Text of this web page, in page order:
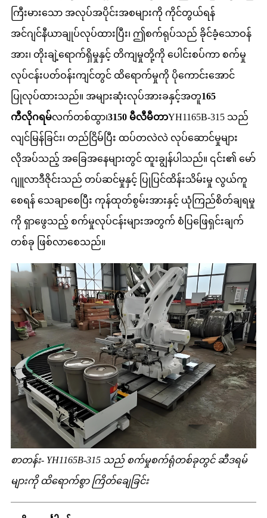
ကြီးမားသော အလုပ်အပိုင်းအစများကို ကိုင်တွယ်ရန်
အင်ဂျင်နီယာချုပ်လုပ်ထားပြီး၊ ဤစက်ရုပ်သည် ခိုင်ခံ့သောဝန်
အား၊ တိုးချဲ့ရောက်ရှိမှုနှင့် တိကျမှုတို့ကို ပေါင်းစပ်ကာ စက်မှု
လုပ်ငန်းပတ်ဝန်းကျင်တွင် ထိရောက်မှုကို ပိုကောင်းအောင်
ပြုလုပ်ထားသည်။ အများဆုံးလုပ်အားခနှင့်အတူ165
ကီလိုဂရမ်လက်တစ်ထွာ၊3150 မီလီမီတာYH1165B-315 သည်
လျင်မြန်ခြင်း၊ တည်ငြိမ်ပြီး ထပ်တလဲလဲ လုပ်ဆောင်မှုများ
လိုအပ်သည့် အခြေအနေများတွင် ထူးချွန်ပါသည်။ ၎င်း၏ မော်
ဂျူလာဒီဇိုင်းသည် တပ်ဆင်မှုနှင့် ပြုပြင်ထိန်းသိမ်းမှု လွယ်ကူ
စေရန် သေချာစေပြီး ကုန်ထုတ်စွမ်းအားနှင့် ယုံကြည်စိတ်ချရမှု
ကို ရှာဖွေသည့် စက်မှုလုပ်ငန်းများအတွက် စံပြဖြေရှင်းချက်
တစ်ခု ဖြစ်လာစေသည်။
စာတန်း- YH1165B-315 သည် စက်မှုစက်ရုံတစ်ခုတွင် ဆီဒရမ်
များကို ထိရောက်စွာ ကြိတ်ချေခြင်း